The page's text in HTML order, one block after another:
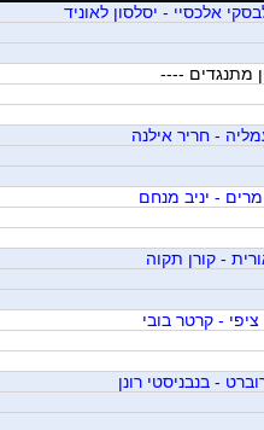
אלכסיי - יסלסון לאוניד
מתנגדים ----
- חריר אילנה
- יניב מנחם
- קורן תקוה
- קרטר בובי
- בנבניסטי רונן